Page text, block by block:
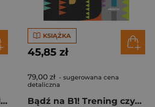
Polski mniej obcy B2 cz.1 Podręcznik + cz.2 Klucz
KSIĄŻKA
45,85 zł
79,00 zł - sugerowana cena
detaliczna
Bądź na B1! Trening czyni mistrza. Nowy zbiór zadań z języka polskiego dla poziomu B1 wyd. 2